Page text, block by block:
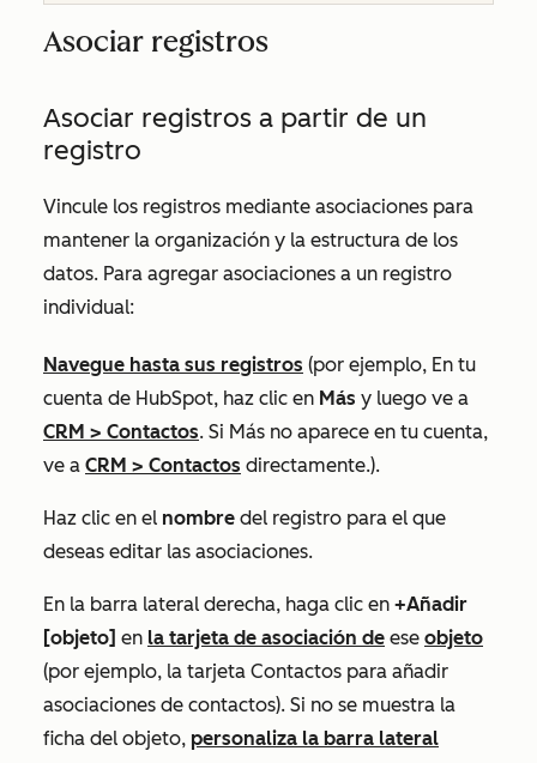
Asociar registros
Asociar registros a partir de un
registro
Vincule los registros mediante asociaciones para
mantener la organización y la estructura de los
datos. Para agregar asociaciones a un registro
individual:
Navegue hasta sus registros (por ejemplo, En tu
cuenta de HubSpot, haz clic en Más y luego ve a
CRM > Contactos. Si Más no aparece en tu cuenta,
ve a CRM > Contactos directamente.).
Haz clic en el nombre del registro para el que
deseas editar las asociaciones.
En la barra lateral derecha, haga clic en +Añadir
[objeto] en la tarjeta de asociación de ese objeto
(por ejemplo, la tarjeta Contactos para añadir
asociaciones de contactos). Si no se muestra la
ficha del objeto, personaliza la barra lateral